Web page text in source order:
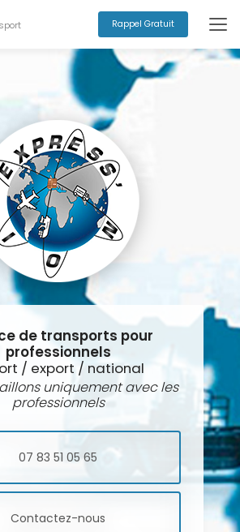
Rappel Gratuit
de transports pour
professionnels
/ export / national
uniquement avec les
professionnels
07 83 51 05 65
Contactez-nous